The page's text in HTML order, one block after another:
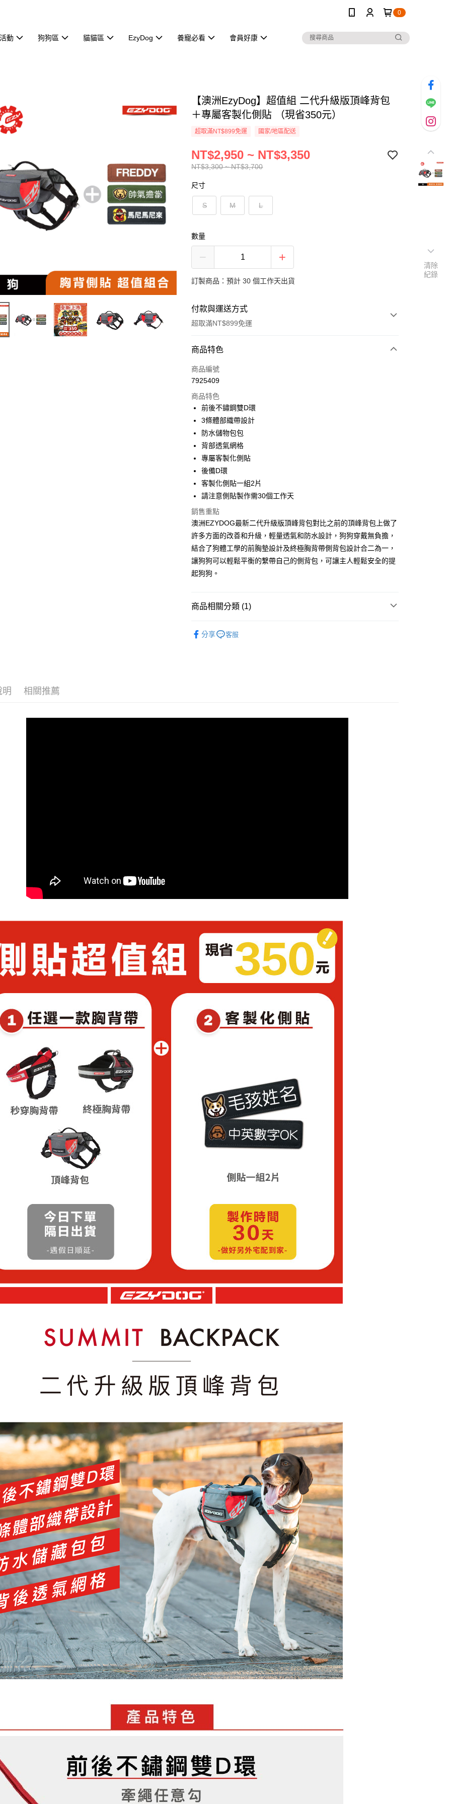
0
動 狗狗區 貓貓區 EzyDog 養寵必看 會員好康
【澳洲EzyDog】超值組 二代升級版頂峰背包
＋專屬客製化側貼 （現省350元）
超取滿NT$899免運 國家/地區配送
NT$3,300 ~ NT$3,700
NT$2,950 ~ NT$3,350
尺寸
S M L
數量
訂製商品：預計 30 個工作天出貨
付款與運送方式
超取滿NT$899免運
付款方式
信用卡一次付款
LINE Pay
Apple Pay
街口支付
悠遊付
ATM付款
運送方式
全家取貨付款
每筆NT$60，滿NT$899(含以上)免運費
7-11取貨付款
每筆NT$60，滿NT$899(含以上)免運費
每筆NT$100，滿NT$899(含以上)免運費
每筆NT$100，滿NT$899(含以上)免運費
商品特色
商品編號
7925409
商品特色
前後不鏽鋼雙D環
3條體部織帶設計
防水儲物包包
背部透氣網格
專屬客製化側貼
後備D環
客製化側貼一組2片
請注意側貼製作需30個工作天
銷售重點
澳洲EZYDOG最新二代升級版頂峰背包對比之前的頂峰背包上做了
許多方面的改善和升級，輕量透氣和防水設計，狗狗穿戴無負擔，
結合了狗體工學的前胸墊設計及終極胸背帶側背包設計合二為一，
讓狗狗可以輕鬆平衡的繫帶自己的側背包，可讓主人輕鬆安全的提
起狗狗。
商品相關分類 (1)
分享
客服
明 相關推薦
清除
紀錄